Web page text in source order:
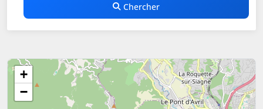
Chercher
+
−